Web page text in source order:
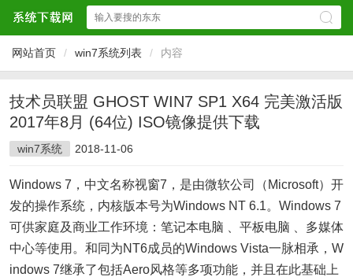
网站首页 / win7系统列表 / 内容
技术员联盟 GHOST WIN7 SP1 X64 完美激活版
2017年8月 (64位) ISO镜像提供下载
win7系统 2018-11-06
Windows 7，中文名称视窗7，是由微软公司（Microsoft）开
发的操作系统，内核版本号为Windows NT 6.1。Windows 7
可供家庭及商业工作环境：笔记本电脑 、平板电脑 、多媒体
中心等使用。和同为NT6成员的Windows Vista一脉相承，W
indows 7继承了包括Aero风格等多项功能，并且在此基础上